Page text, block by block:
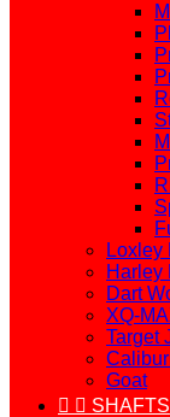
Loxley
Harley
Dart
XQ-
Target
Goat
  SHAFTS